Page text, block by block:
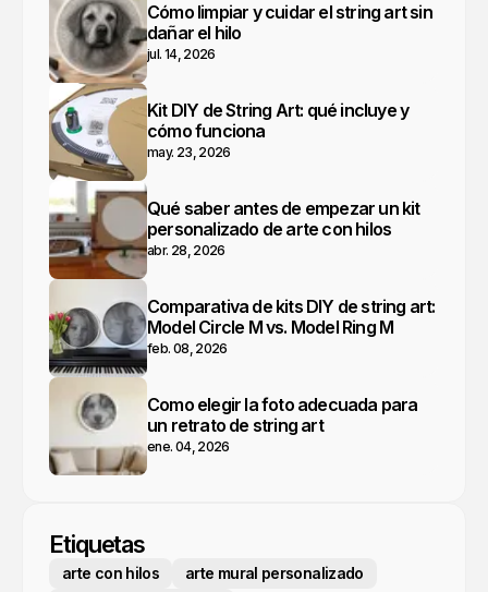
Cómo limpiar y cuidar el string art sin
dañar el hilo
jul. 14, 2026
Kit DIY de String Art: qué incluye y
cómo funciona
may. 23, 2026
Qué saber antes de empezar un kit
personalizado de arte con hilos
abr. 28, 2026
Comparativa de kits DIY de string art:
Model Circle M vs. Model Ring M
feb. 08, 2026
Como elegir la foto adecuada para
un retrato de string art
ene. 04, 2026
Etiquetas
arte con hilos
arte mural personalizado